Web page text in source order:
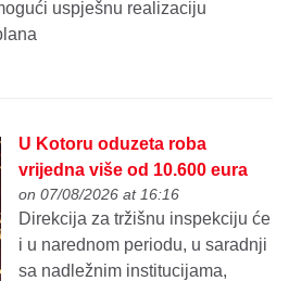
uspješnu realizaciju
U Kotoru oduzeta roba
vrijedna više od 10.600 eura
on 07/08/2026 at 16:16
Direkcija za tržišnu inspekciju će
i u narednom periodu, u saradnji
sa nadležnim institucijama,